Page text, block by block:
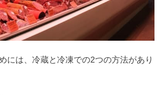
には、冷蔵と冷凍での2つの方法があり